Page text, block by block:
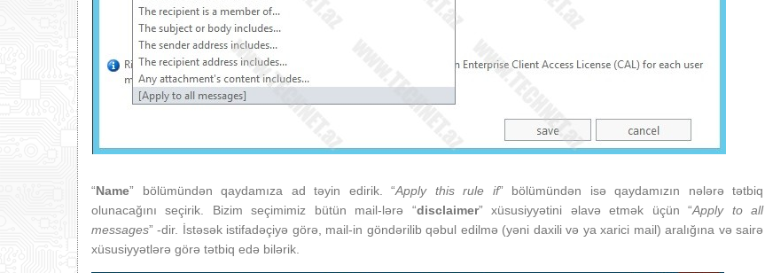
“Name” bölümündən qaydamıza ad təyin edirik. “Apply this rule if” bölümündən isə qaydamızın nələrə tətbiq
olunacağını seçirik. Bizim seçimimiz bütün mail-lərə “disclaimer” xüsusiyyətini əlavə etmək üçün “Apply to all
messages” -dir. İstəsək istifadəçiyə görə, mail-in göndərilib qəbul edilmə (yəni daxili və ya xarici mail) aralığına və sairə
xüsusiyyətlərə görə tətbiq edə bilərik.